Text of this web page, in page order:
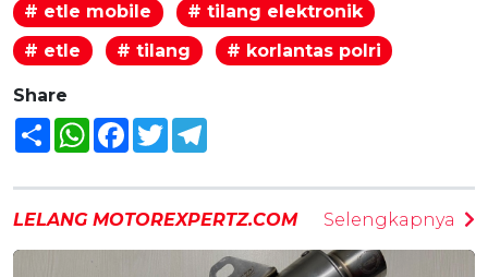
# etle mobile
# tilang elektronik
# etle
# tilang # korlantas polri
Share
Share WhatsAppFacebook
Twitter
LELANG MOTOREXPERTZ.COM Selengkapnya